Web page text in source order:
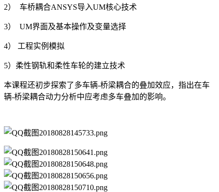
2） 车桥耦合ANSYS导入UM核心技术
3） UM界面及基本操作及变量选择
4） 工程实例模拟
5）柔性钢轨和柔性车轮的建立技术
本课程还初步探索了多车辆-桥梁耦合的叠加效应，指出在车
辆-桥梁耦合动力分析中应考虑多车叠加的影响。